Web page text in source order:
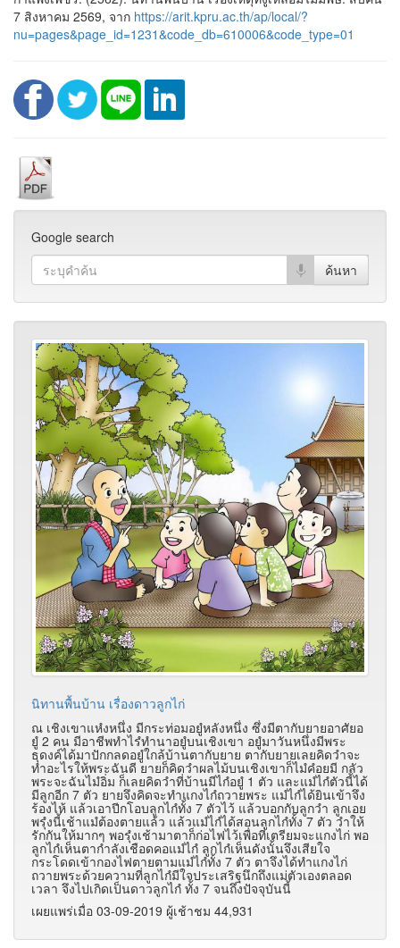
7 สิงหาคม 2569, จาก https://arit.kpru.ac.th/ap/local/?
nu=pages&page_id=1231&code_db=610006&code_type=01
Google search
นิทานพื้นบ้าน เรื่องดาวลูกไก่
ณ เชิงเขาแหํงหนึ่ง มีกระท่อมอยูํหลังหนึ่ง ซึ่งมีตากับยายอาศัยอ
ยูํ 2 คน มีอาชีพทำไรํทำนาอยูํบนเชิงเขา อยูํมาวันหนึ่งมีพระ
ธุดงค์ได้มาปักกลดอยูํใกล้บ้านตากับยาย ตากับยายเลยคิดวำจะ
ทำอะไรให้พระฉันดี ยายก็คิดวำผลไม้บนเชิงเขาก็ไมํคํอยมี กลัว
พระจะฉันไมํอิ่ม ก็เลยคิดวำที่บ้านมีไกํอยูํ 1 ตัว และแมํไกํตัวนี้ได้
มีลูกอีก 7 ตัว ยายจึงคิดจะทำแกงไกํถวายพระ แมํไกํได้ยินเข้าจึง
ร้องไห้ แล้วเอาปีกโอบลูกไกํทั้ง 7 ตัวไว้ แล้วบอกกับลูกวำ ลูกเอย
พรุํงนี้เช้าแมํต้องตายแล้ว แล้วแมํไกํได้สอนลูกไกํทั้ง 7 ตัว วำให้
รักกันให้มากๆ พอรุํงเช้ามาตาก็ก่อไฟไว้เพื่อที่เตรียมจะแกงไก่ พอ
ลูกไกํเห็นตากำลังเชือดคอแมํไกํ ลูกไกํเห็นดังนั้นจึงเสียใจ
กระโดดเข้ากองไฟตายตามแมํไกํทั้ง 7 ตัว ตาจึงได้ทำแกงไก่
ถวายพระด้วยความที่ลูกไกํมีใจประเสริฐนึกถึงแม่ตัวเองตลอด
เวลา จึงไปเกิดเป็นดาวลูกไกํ ทั้ง 7 จนถึงปัจจุบันนี้
เผยแพร่เมื่อ 03-09-2019 ผู้เช้าชม 44,931